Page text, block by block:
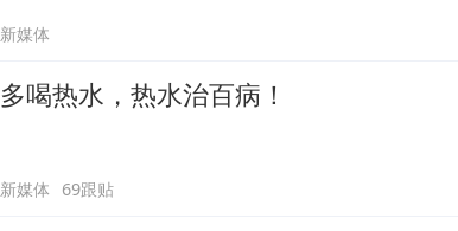
新媒体
多喝热水，热水治百病！
新媒体 69跟贴